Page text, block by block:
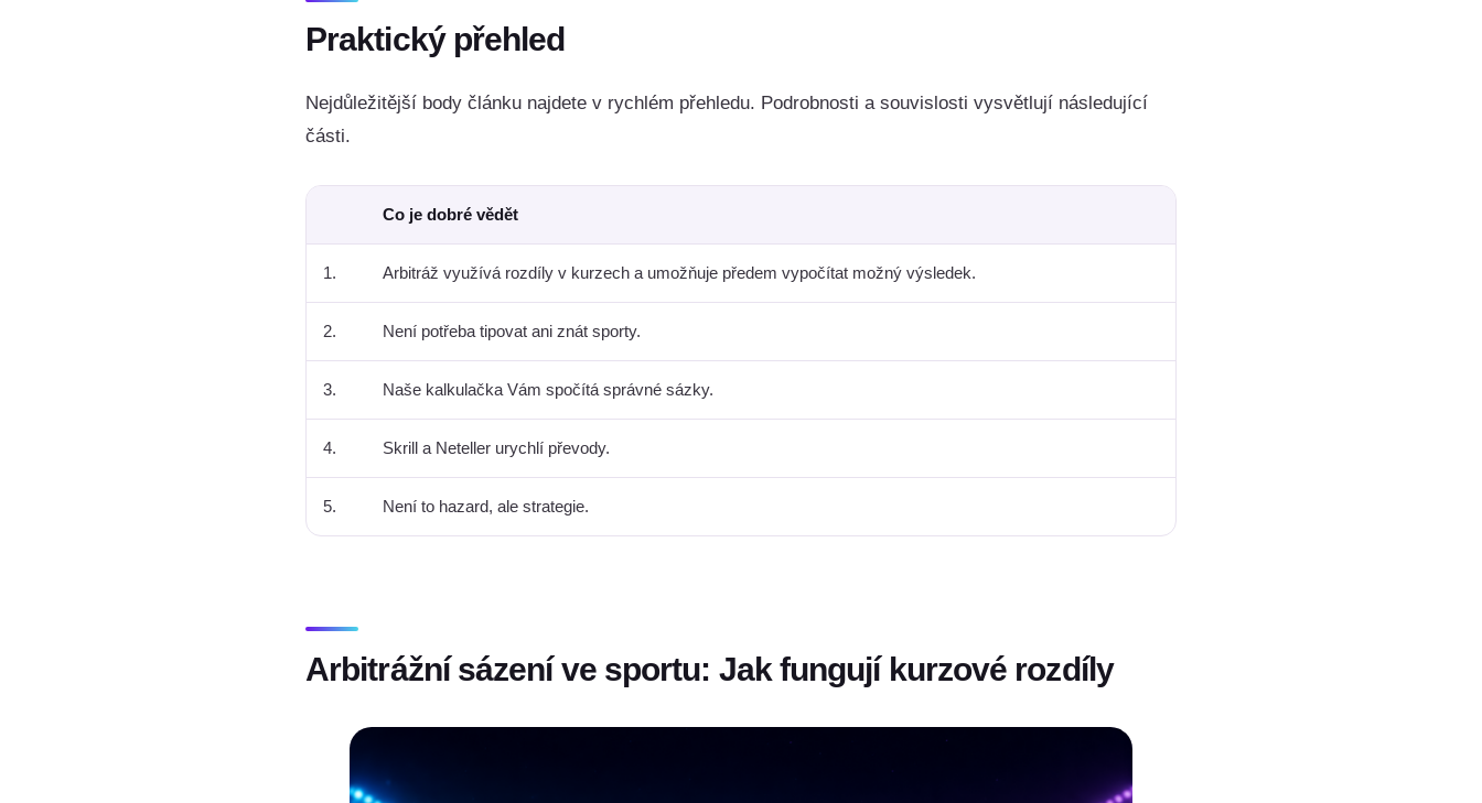
Praktický přehled
Nejdůležitější body článku najdete v rychlém přehledu. Podrobnosti a souvislosti vysvětlují následující
části.
Co je dobré vědět
1. Arbitráž využívá rozdíly v kurzech a umožňuje předem vypočítat možný výsledek.
2. Není potřeba tipovat ani znát sporty.
3. Naše kalkulačka Vám spočítá správné sázky.
4. Skrill a Neteller urychlí převody.
5. Není to hazard, ale strategie.
Arbitrážní sázení ve sportu: Jak fungují kurzové rozdíly